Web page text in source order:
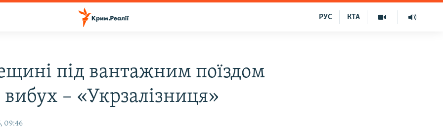
КТА
РУС
під вантажним поїздом
вибух – «Укрзалізниця»
09:46